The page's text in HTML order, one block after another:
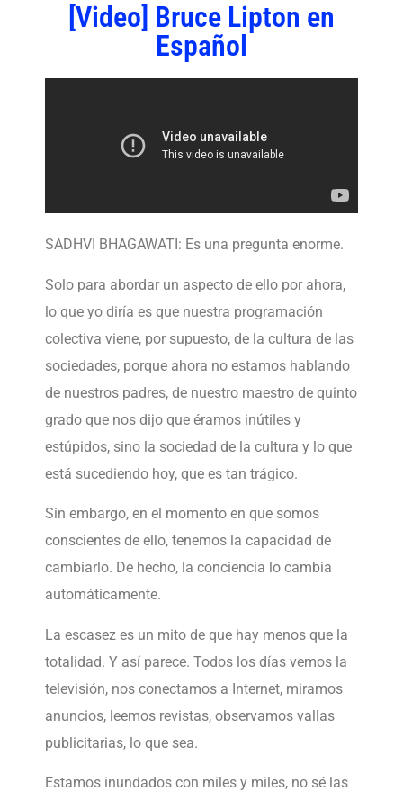
[Video] Bruce Lipton en
Español
SADHVI BHAGAWATI: Es una pregunta enorme.
Solo para abordar un aspecto de ello por ahora,
lo que yo diría es que nuestra programación
colectiva viene, por supuesto, de la cultura de las
sociedades, porque ahora no estamos hablando
de nuestros padres, de nuestro maestro de quinto
grado que nos dijo que éramos inútiles y
estúpidos, sino la sociedad de la cultura y lo que
está sucediendo hoy, que es tan trágico.
Sin embargo, en el momento en que somos
conscientes de ello, tenemos la capacidad de
cambiarlo. De hecho, la conciencia lo cambia
automáticamente.
La escasez es un mito de que hay menos que la
totalidad. Y así parece. Todos los días vemos la
televisión, nos conectamos a Internet, miramos
anuncios, leemos revistas, observamos vallas
publicitarias, lo que sea.
Estamos inundados con miles y miles, no sé las